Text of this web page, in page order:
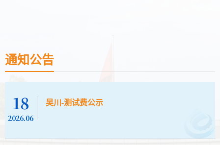
通知公告
18
2026.06
吴川-测试费公示